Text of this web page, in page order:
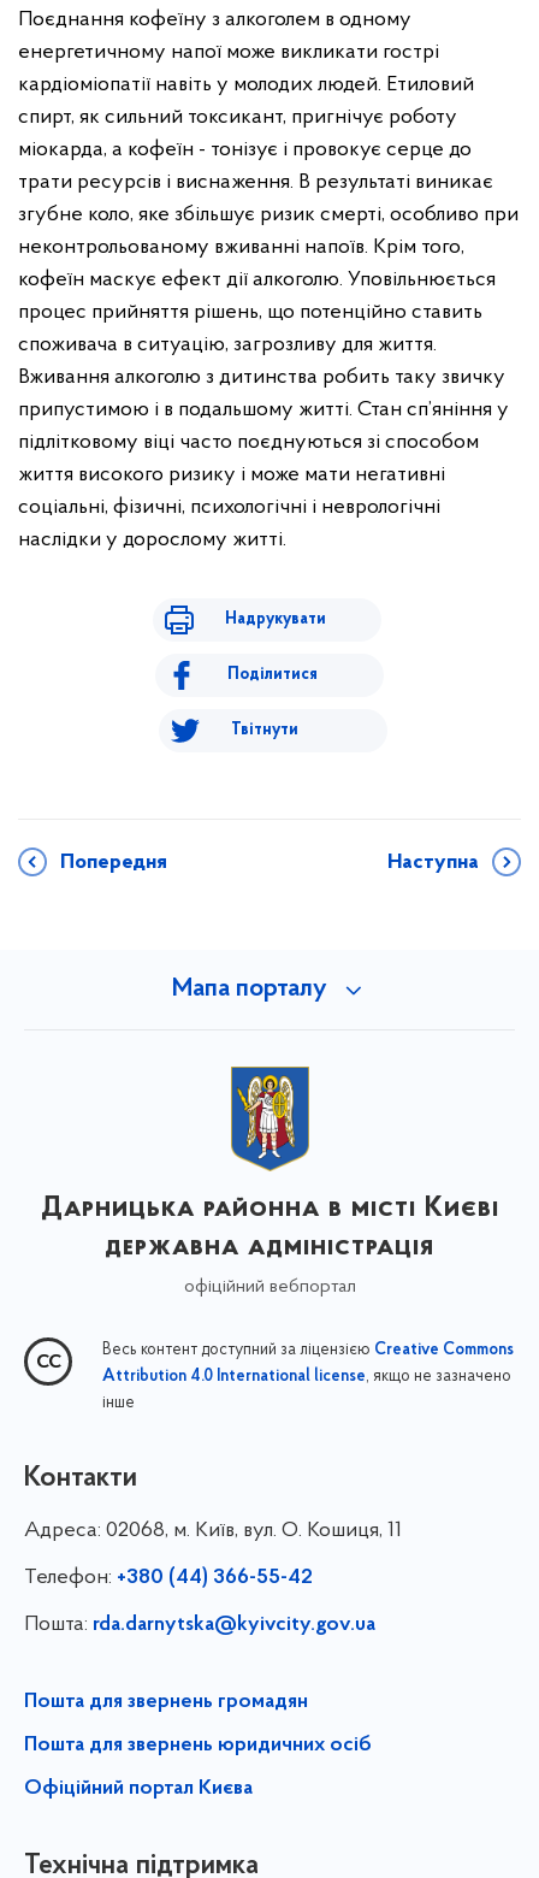
Поєднання кофеїну з алкоголем в одному
енергетичному напої може викликати гострі
кардіоміопатії навіть у молодих людей. Етиловий
спирт, як сильний токсикант, пригнічує роботу
міокарда, а кофеїн - тонізує і провокує серце до
трати ресурсів і виснаження. В результаті виникає
згубне коло, яке збільшує ризик смерті, особливо при
неконтрольованому вживанні напоїв. Крім того,
кофеїн маскує ефект дії алкоголю. Уповільнюється
процес прийняття рішень, що потенційно ставить
споживача в ситуацію, загрозливу для життя.
Вживання алкоголю з дитинства робить таку звичку
припустимою і в подальшому житті. Стан сп’яніння у
підлітковому віці часто поєднуються зі способом
життя високого ризику і може мати негативні
соціальні, фізичні, психологічні і неврологічні
наслідки у дорослому житті.
Надрукувати
Поділитися
Твітнути
Попередня Наступна
Мапа порталу
Дарницька районна в місті Києві
державна адміністрація
офіційний вебпортал
Весь контент доступний за ліцензією Creative Commons
Attribution 4.0 International license, якщо не зазначено
інше
Контакти
Адреса: 02068, м. Київ, вул. О. Кошиця, 11
Телефон: +380 (44) 366-55-42
Пошта: rda.darnytska@kyivcity.gov.ua
Пошта для звернень громадян
Пошта для звернень юридичних осіб
Офіційний портал Києва
Технічна підтримка